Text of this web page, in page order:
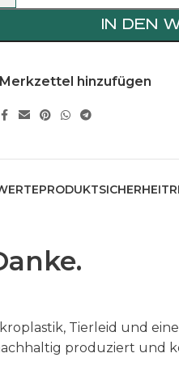
IN DEN
hinzufügen
PRODUKTSICHERHEIT
Tierleid und
produziert und